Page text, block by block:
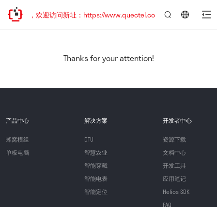
已迁移，欢迎访问新址：https://www.quectel.com.cn
Thanks for your attention!
产品中心
蜂窝模组
单板电脑
解决方案
DTU
智慧农业
智能穿戴
智能电表
智能定位
开发者中心
资源下载
文档中心
开发工具
应用笔记
Helios SDK
FAQ